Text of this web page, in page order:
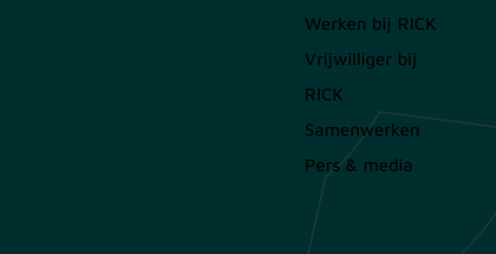
Werken bij RICK
Vrijwilliger bij
RICK
Samenwerken
Pers & media